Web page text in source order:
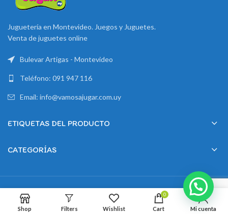
Juguetería en Montevideo. Juegos y Juguetes.
Venta de juguetes online
Bulevar Artigas - Montevideo
Teléfono: 091 947 116
Email: info@vamosajugar.com.uy
ETIQUETAS DEL PRODUCTO
CATEGORÍAS
Montevideo Marketing
Shop Filters Wishlist
0
Cart Mi cuenta